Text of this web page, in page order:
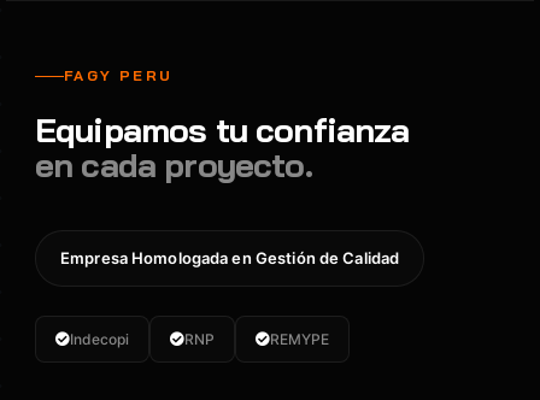
FAGY PERU
Equipamos tu confianza
en cada proyecto.
Empresa Homologada en Gestión de Calidad
Indecopi RNP REMYPE